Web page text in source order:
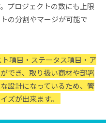
プロジェクトの数にも上限
の分割やマージが可能で
項目・ステータス項目・ア
でき、取り扱い商材や部署
設計になっているため、管
ズが出来ます。